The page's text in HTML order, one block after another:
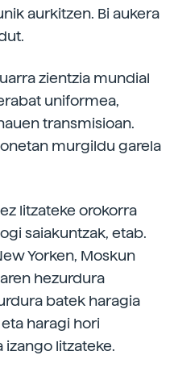
aurkitzen. Bi aukera
zientzia mundial
uniformea,
transmisioan.
murgildu garela
litzateke orokorra
saiakuntzak, etab.
Yorken, Moskun
hezurdura
batek haragia
haragi hori
izango litzateke.